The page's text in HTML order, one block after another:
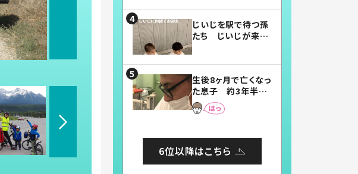
じいじを駅で待つ孫
たち じいじが来た
まらない」「幸せにな
れる」
生後8ヶ月で亡くなっ
た息子 約3年半
後、当時の妻の日記
に書いてあった本音
6位以降はこちら